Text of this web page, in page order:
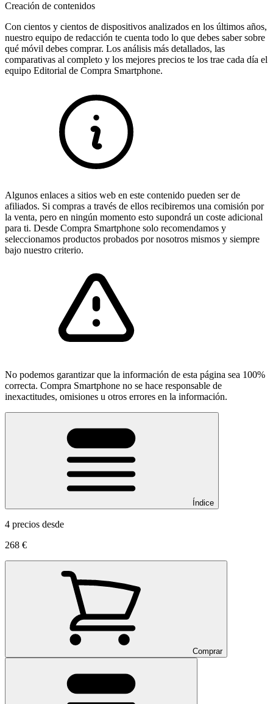
Creación de contenidos
Con cientos y cientos de dispositivos analizados en los últimos años,
nuestro equipo de redacción te cuenta todo lo que debes saber sobre
qué móvil debes comprar. Los análisis más detallados, las
comparativas al completo y los mejores precios te los trae cada día el
equipo Editorial de Compra Smartphone.
Algunos enlaces a sitios web en este contenido pueden ser de
afiliados. Si compras a través de ellos recibiremos una comisión por
la venta, pero en ningún momento esto supondrá un coste adicional
para ti. Desde Compra Smartphone solo recomendamos y
seleccionamos productos probados por nosotros mismos y siempre
bajo nuestro criterio.
No podemos garantizar que la información de esta página sea 100%
correcta. Compra Smartphone no se hace responsable de
inexactitudes, omisiones u otros errores en la información.
Índice
4 precios desde
268 €
Comprar